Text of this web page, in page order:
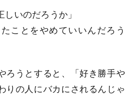
しいのだろうか」
ことをやめていいんだろう
ろうとすると、「好き勝手や
りの人にバカにされるんじゃ